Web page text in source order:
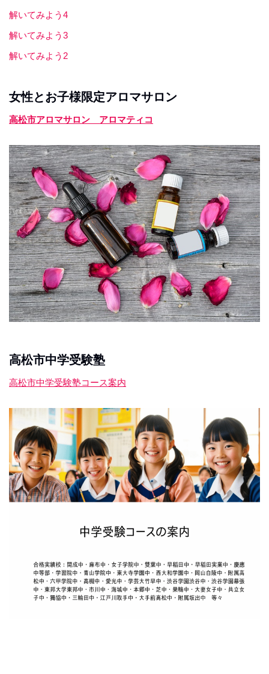
解いてみよう4
解いてみよう3
解いてみよう2
女性とお子様限定アロマサロン
高松市アロマサロン アロマティコ
高松市中学受験塾
高松市中学受験塾コース案内